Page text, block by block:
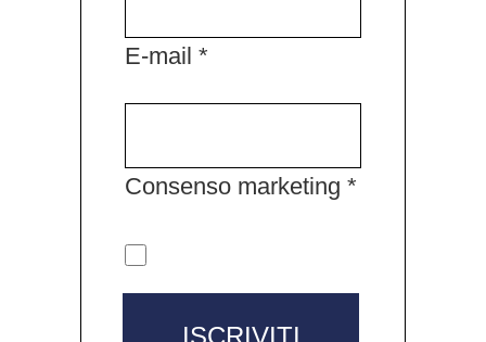
E-mail *
Consenso marketing *